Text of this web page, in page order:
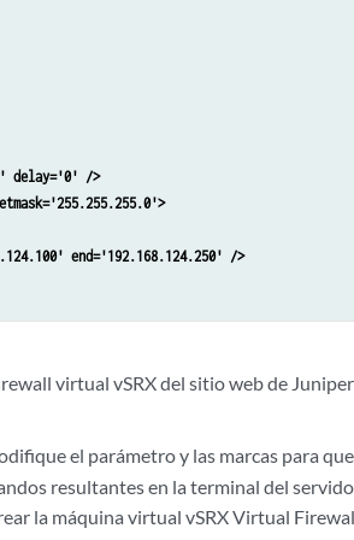
testrightnetwork.xml
virtual vSRX del sitio web de
el parámetro y las marcas para
resultantes en la terminal del
la máquina virtual vSRX Virtual